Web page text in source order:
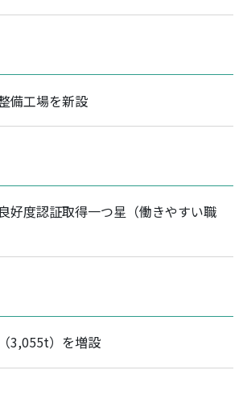
備工場を新設
好度認証取得一つ星（働きやすい職
3,055t）を増設